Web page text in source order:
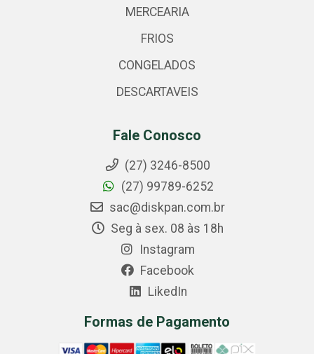
MERCEARIA
FRIOS
CONGELADOS
DESCARTAVEIS
Fale Conosco
(27) 3246-8500
(27) 99789-6252
sac@diskpan.com.br
Seg à sex. 08 às 18h
Instagram
Facebook
LikedIn
Formas de Pagamento